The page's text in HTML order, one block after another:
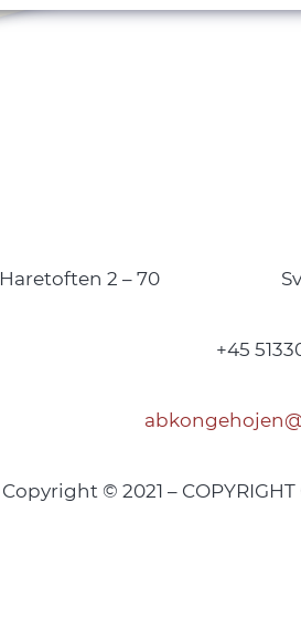
Haretoften 2 – 70
+45
Copyright © 2021 –